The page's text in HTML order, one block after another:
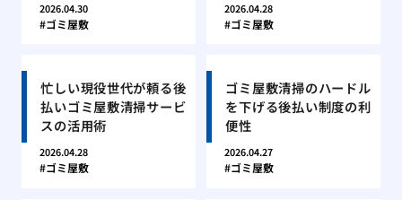
2026.04.30
ゴミ屋敷
2026.04.28
ゴミ屋敷
忙しい現役世代が頼る後
払いゴミ屋敷清掃サービ
スの活用術
2026.04.28
ゴミ屋敷
ゴミ屋敷清掃のハードル
を下げる後払い制度の利
便性
2026.04.27
ゴミ屋敷